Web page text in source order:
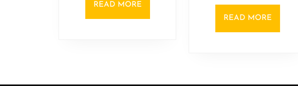
READ MOREREAD
READ MOREREAD